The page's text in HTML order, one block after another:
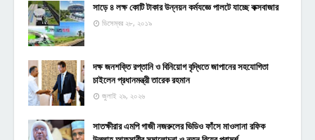
সাড়ে ৪ লক্ষ কোটি টাকার উন্নয়ন কর্মযজ্ঞে পালটে যাচ্ছে কক্সবাজার
ডিসেম্বর ২৮, ২০১৯
দক্ষ জনশক্তি রপ্তানি ও বিনিয়োগ বৃদ্ধিতে জাপানের সহযোগিতা
চাইলেন প্রধানমন্ত্রী তারেক রহমান
জুলাই ২৯, ২০২৬
সাতক্ষীরার এমপি গাজী নজরুলের ভিডিও ফাঁসে মাওলানা রফিক